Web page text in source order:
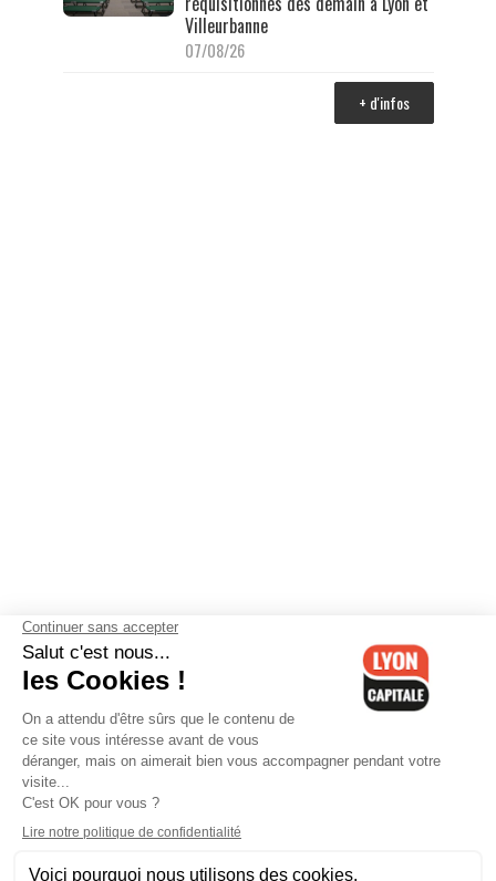
Villeurbanne
07/08/26
+ d'infos